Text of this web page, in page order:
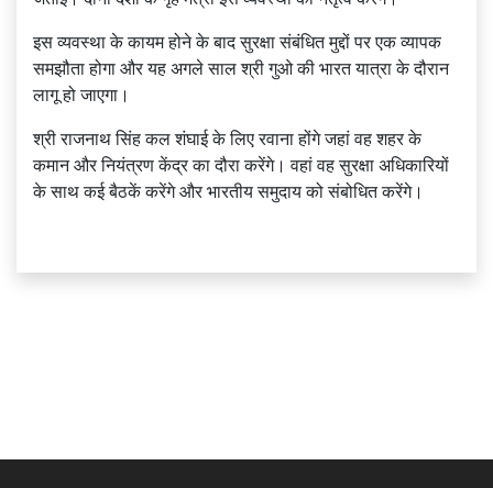
इस व्यवस्था के कायम होने के बाद सुरक्षा संबंधित मुद्दों पर एक व्यापक
समझौता होगा और यह अगले साल श्री गुओ की भारत यात्रा के दौरान
लागू हो जाएगा।
श्री राजनाथ सिंह कल शंघाई के लिए रवाना होंगे जहां वह शहर के
कमान और नियंत्रण केंद्र का दौरा करेंगे। वहां वह सुरक्षा अधिकारियों
के साथ कई बैठकें करेंगे और भारतीय समुदाय को संबोधित करेंगे।